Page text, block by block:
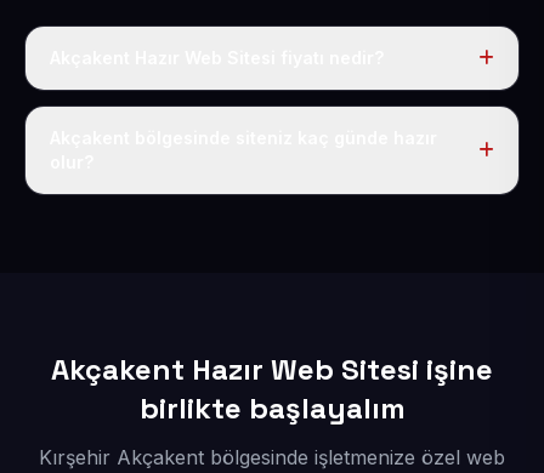
Tek fiyat uygulanır: yıllık 50 USD + KDV. Bu bedele alan
Akçakent Hazır Web Sitesi işine
birlikte başlayalım
Kırşehir Akçakent bölgesinde işletmenize özel web